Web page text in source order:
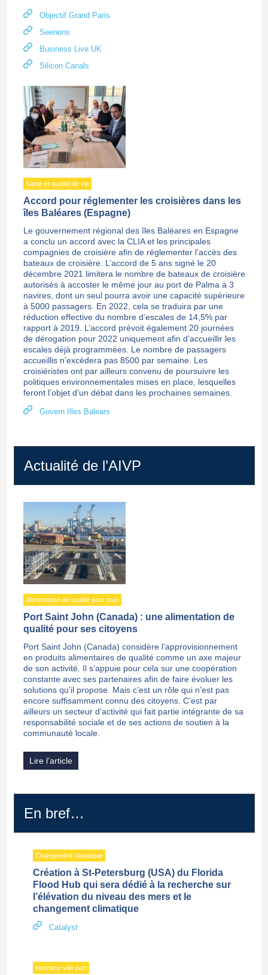
Objectif Grand Paris
Seenons
Business Live UK
Silicon Canals
Santé et qualité de vie
Accord pour réglementer les croisières dans les
îles Baléares (Espagne)
Le gouvernement régional des îles Baléares en Espagne
a conclu un accord avec la CLIA et les principales
compagnies de croisière afin de réglementer l’accès des
bateaux de croisière. L’accord de 5 ans signé le 20
décembre 2021 limitera le nombre de bateaux de croisière
autorisés à accoster le même jour au port de Palma à 3
navires, dont un seul pourra avoir une capacité supérieure
à 5000 passagers. En 2022, cela se traduira par une
réduction effective du nombre d’escales de 14,5% par
rapport à 2019. L’accord prévoit également 20 journées
de dérogation pour 2022 uniquement afin d’accueillir les
escales déjà programmées. Le nombre de passagers
accueillis n’excèdera pas 8500 par semaine. Les
croisiéristes ont par ailleurs convenu de poursuivre les
politiques environnementales mises en place, lesquelles
feront l’objet d’un débat dans les prochaines semaines.
Govern Illes Balears
Actualité de l’AIVP
Alimentation de qualité pour tous
Port Saint John (Canada) : une alimentation de
qualité pour ses citoyens
Port Saint John (Canada) considère l’approvisionnement
en produits alimentaires de qualité comme un axe majeur
de son activité. Il s’appuie pour cela sur une coopération
constante avec ses partenaires afin de faire évoluer les
solutions qu’il propose. Mais c’est un rôle qui n’est pas
encore suffisamment connu des citoyens. C’est par
ailleurs un secteur d’activité qui fait partie intégrante de sa
responsabilité sociale et de ses actions de soutien à la
communauté locale.
Lire l’article
En bref…
Changement climatique
Création à St-Petersburg (USA) du Florida
Flood Hub qui sera dédié à la recherche sur
l’élévation du niveau des mers et le
changement climatique
Catalyst
Interface ville port